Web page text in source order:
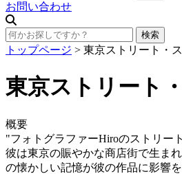
お問い合わせ
トップページ > 東京ストリート・
東京ストリート
概要
"フォトグラファーHiroのストリー
彼は東京の賑やかな商店街で生ま
の懐かしい記憶が彼の作品に影響